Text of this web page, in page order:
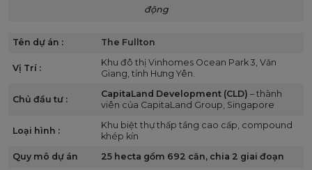
động
Tên dự án : The Fullton
Vị Trí :
Khu đô thị Vinhomes Ocean Park 3, Văn
Giang, tỉnh Hưng Yên.
Chủ đầu tư :
CapitaLand Development (CLD) – thành
viên của CapitaLand Group, Singapore
Loại hình :
Khu biệt thự thấp tầng cao cấp, compound
khép kín
Quy mô dự án
25 hecta gồm 692 căn, chia 2 giai đoạn